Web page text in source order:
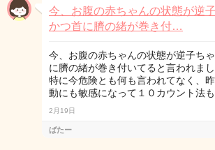
今、お腹の赤ちゃんの状態が逆
かつ首に臍の緒が巻き付…
今、お腹の赤ちゃんの状態が逆子ち
に臍の緒が巻き付いてると言われまし
特に今危険とも何も言われてなく、
動にも敏感になって１０カウント法
2月19日
ばたー